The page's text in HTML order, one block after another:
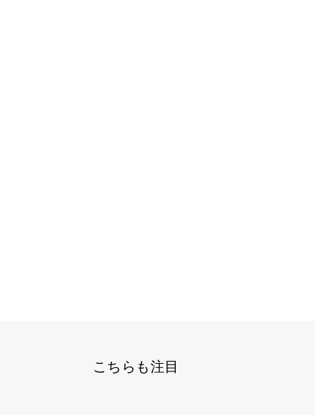
こちらも注目